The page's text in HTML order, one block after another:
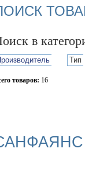
в
Тип
товаров: 16